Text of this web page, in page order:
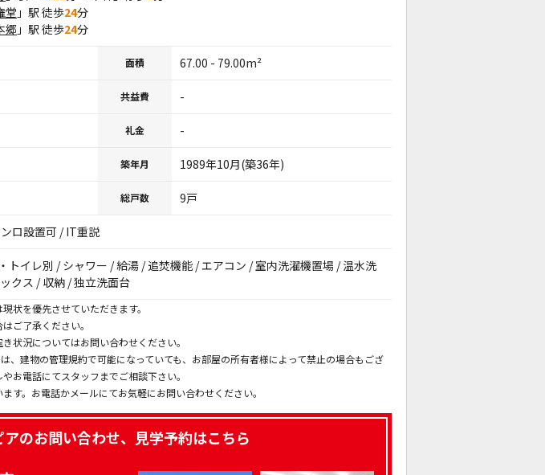
堂 」駅 徒歩24分
郷 」駅 徒歩24分
面積 67.00 - 79.00m²
共益費 -
礼金 -
築年月 1989年10月(築36年)
総戸数 9戸
ロ設置可 / IT重説
トイレ別 / シャワー / 給湯 / 追焚機能 / エアコン / 室内洗濯機置場 / 温水洗
クス / 収納 / 独立洗面台
状を優先させていただきます。
ご了承ください。
状況についてはお問い合わせください。
、建物の管理規約で可能になっていても、お部屋の所有者様によって禁止の場合もござ
お電話にてスタッフまでご相談下さい。
す。お電話かメールにてお気軽にお問い合わせください。
アのお問い合わせ、見学予約はこちら